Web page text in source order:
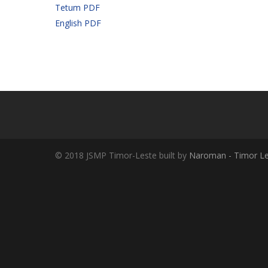
Tetum PDF
English PDF
© 2018 JSMP Timor-Leste built by Naroman - Timor